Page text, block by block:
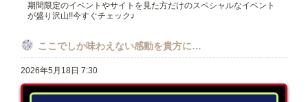
期間限定のイベントやサイトを見た方だけのスペシャルなイベント
が盛り沢山!!今すぐチェック♪
ここでしか味わえない感動を貴方に…
2026年5月18日 7:30